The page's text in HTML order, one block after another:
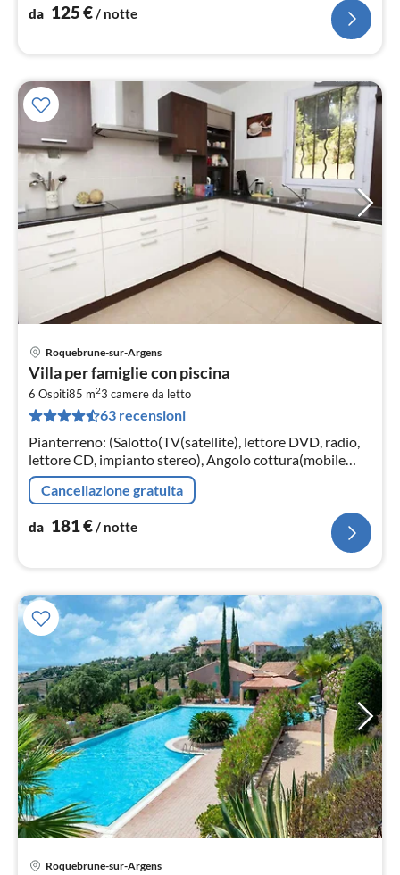
da 125€/ notte
Roquebrune-sur-Argens
Villa per famiglie con piscina
6 Ospiti85 m23 camere da letto
63 recensioni
Pianterreno: (Salotto(TV(satellite), lettore DVD, radio,
lettore CD, impianto stereo), Angolo cottura(mobile
cucina(ceramica), caffettiera(per caffé americano),
forno(forno grill)
Cancellazione gratuita
da 181€/ notte
Roquebrune-sur-Argens